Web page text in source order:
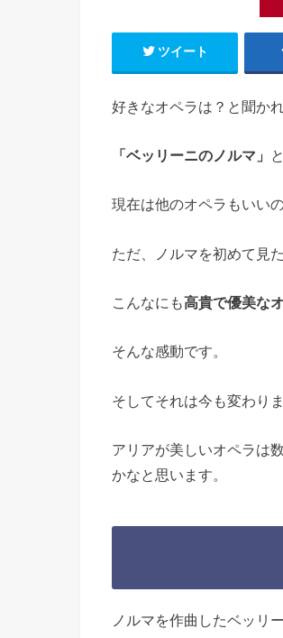
ツイート
好きなオペラは？と聞か
「ベッリーニのノルマ」
現在は他のオペラもいい
ただ、ノルマを初めて見
こんなにも高貴で優美な
そんな感動です。
そしてそれは今も変わりま
アリアが美しいオペラは
かなと思います。
ノルマを作曲したベッリ